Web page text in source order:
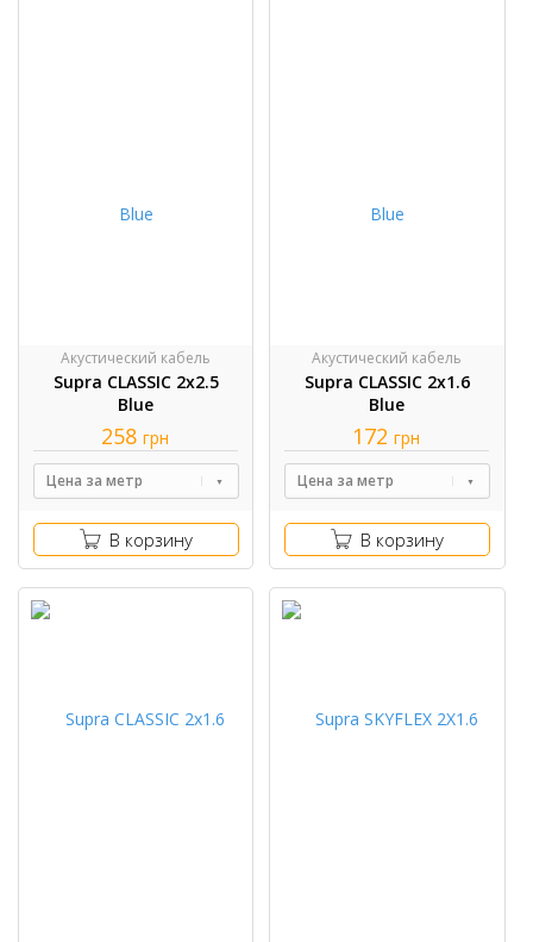
Акустический кабель
Supra CLASSIC 2x2.5
Blue
258грн
Цена за метр
В корзину
Акустический кабель
Supra CLASSIC 2x1.6
Blue
172грн
Цена за метр
В корзину